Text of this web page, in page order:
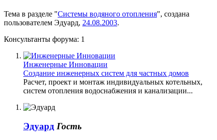
Тема в разделе "Системы водяного отопления", создана
пользователем Эдуард, 24.08.2003.
Консультанты форума: 1
Инженерные Инновации
Создание инженерных систем для частных домов
Расчет, проект и монтаж индивидуальных котельных,
систем отопления водоснабжения и канализации...
Эдуард Гость